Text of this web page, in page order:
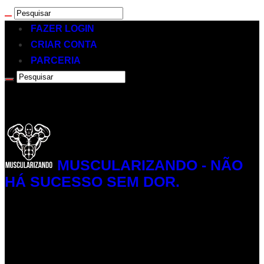
FAZER LOGIN
CRIAR CONTA
PARCERIA
MUSCULARIZANDO - NÃO
HÁ SUCESSO SEM DOR.